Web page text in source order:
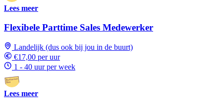
Lees meer
Flexibele Parttime Sales Medewerker
Landelijk (dus ook bij jou in de buurt)
€17,00 per uur
1 - 40 uur per week
Lees meer